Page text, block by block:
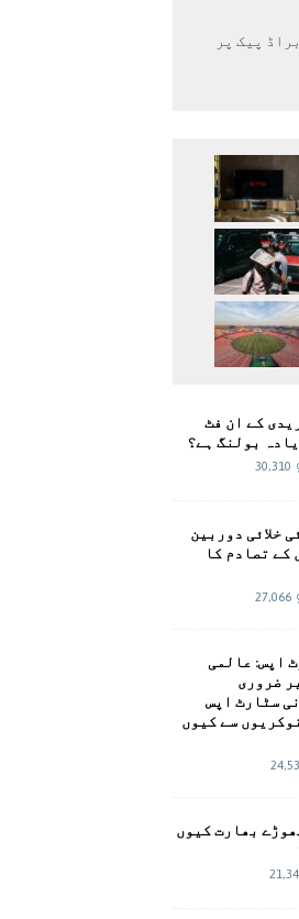
پیما براڈ پیک پر
کے ان فٹ
بولنگ ہے؟
30,310
خلائی دوربین
کے تصادم کا
27,066
اپس: عالمی
ضروری
سٹارٹ اپس
سے کیوں
بھارت کیوں